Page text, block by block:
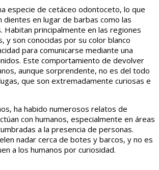
especie de cetáceo odontoceto, lo que
dientes en lugar de barbas como las
Habitan principalmente en las regiones
y son conocidas por su color blanco
para comunicarse mediante una
Este comportamiento de devolver
aunque sorprendente, no es del todo
que son extremadamente curiosas e
ha habido numerosos relatos de
con humanos, especialmente en áreas
a la presencia de personas.
nadar cerca de botes y barcos, y no es
a los humanos por curiosidad.